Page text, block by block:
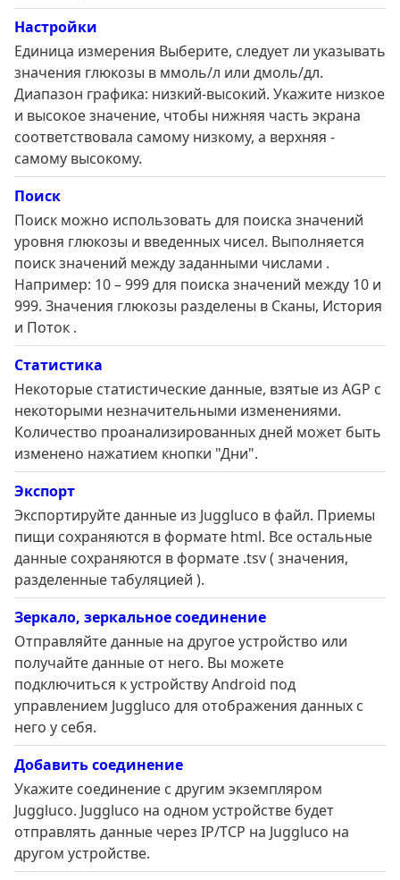
Настройки
Единица измерения Выберите, следует ли указывать
значения глюкозы в ммоль/л или дмоль/дл.
Диапазон графика: низкий-высокий. Укажите низкое
и высокое значение, чтобы нижняя часть экрана
соответствовала самому низкому, а верхняя -
самому высокому.
Поиск
Поиск можно использовать для поиска значений
уровня глюкозы и введенных чисел. Выполняется
поиск значений между заданными числами .
Например: 10 – 999 для поиска значений между 10 и
999. Значения глюкозы разделены в Сканы, История
и Поток .
Статистика
Некоторые статистические данные, взятые из AGP с
некоторыми незначительными изменениями.
Количество проанализированных дней может быть
изменено нажатием кнопки "Дни".
Экспорт
Экспортируйте данные из Juggluco в файл. Приемы
пищи сохраняются в формате html. Все остальные
данные сохраняются в формате .tsv ( значения,
разделенные табуляцией ).
Зеркало, зеркальное соединение
Отправляйте данные на другое устройство или
получайте данные от него. Вы можете
подключиться к устройству Android под
управлением Juggluco для отображения данных с
него у себя.
Добавить соединение
Укажите соединение с другим экземпляром
Juggluco. Juggluco на одном устройстве будет
отправлять данные через IP/TCP на Juggluco на
другом устройстве.